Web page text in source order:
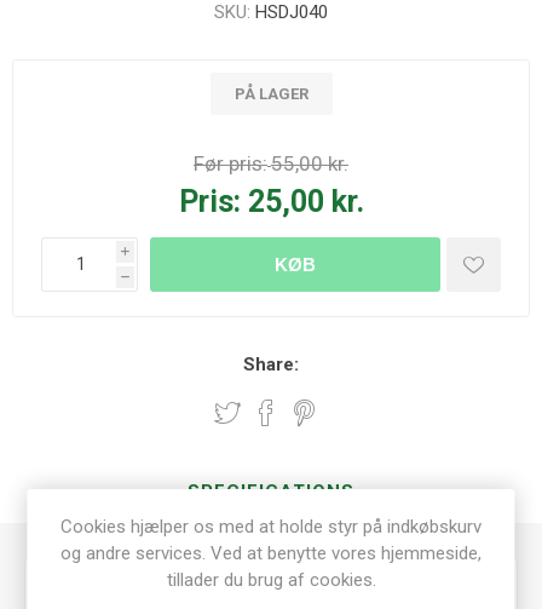
SKU: HSDJ040
PÅ LAGER
Før pris:55,00 kr.
Pris: 25,00 kr.
i
h
KØB
Share:
SPECIFICATIONS
Dies/embossing
Cookies hjælper os med at holde styr på indkøbskurv
og andre services. Ved at benytte vores hjemmeside,
tillader du brug af cookies.